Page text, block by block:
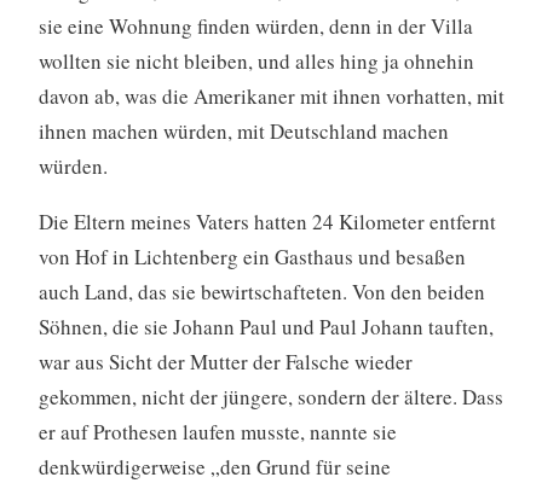
sie eine Wohnung finden würden, denn in der Villa
wollten sie nicht bleiben, und alles hing ja ohnehin
davon ab, was die Amerikaner mit ihnen vorhatten, mit
ihnen machen würden, mit Deutschland machen
würden.
Die Eltern meines Vaters hatten 24 Kilometer entfernt
von Hof in Lichtenberg ein Gasthaus und besaßen
auch Land, das sie bewirtschafteten. Von den beiden
Söhnen, die sie Johann Paul und Paul Johann tauften,
war aus Sicht der Mutter der Falsche wieder
gekommen, nicht der jüngere, sondern der ältere. Dass
er auf Prothesen laufen musste, nannte sie
denkwürdigerweise „den Grund für seine